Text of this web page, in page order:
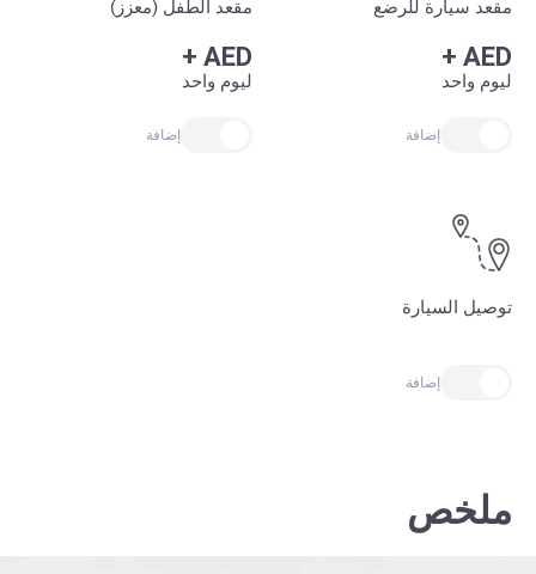
مقعد سيارة للرضع
+AED
ليوم واحد
إضافة
مقعد الطفل (معزز)
+AED
ليوم واحد
إضافة
توصيل السيارة
إضافة
ملخص